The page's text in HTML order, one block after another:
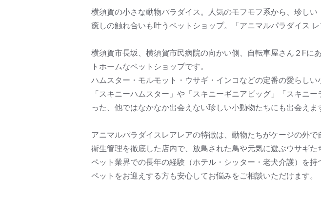
横須賀の小さな動物パラダイス。人気のモフモフ系から、珍しい
癒しの触れ合いも叶うペットショップ。「アニマルパラダイス
横須賀市長坂、横須賀市民病院の向かい側、自転車屋さん２Fに
トホームなペットショップです。
ハムスター・モルモット・ウサギ・インコなどの定番の愛らし
「スキニーハムスター」や「スキニーギニアピッグ」「スキニ
った、他ではなかなか出会えない珍しい小動物たちにも出会えま
アニマルパラダイスレアレアの特徴は、動物たちがケージの外で
衛生管理を徹底した店内で、放鳥された鳥や元気に遊ぶウサギた
ペット業界での長年の経験（ホテル・シッター・老犬介護）を
ペットをお迎えする方も安心してお悩みをご相談いただけます。